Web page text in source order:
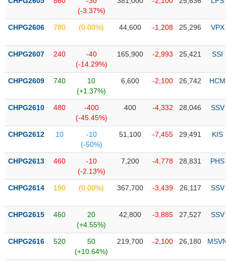
sung
niêm
yết
Theo
dõi
biệt
được
quỹ
mục
ETF
Cổ
chi
tiết
(-3.37%)
CHPG2606 780 (0.00%) 44,600 -1,208 25,296 VPX
CHPG2607 240
-40
(-14.29%)
165,900 -2,993 25,421 SSI
CHPG2609 740
10
(+1.37%)
6,600 -2,100 26,742 HCM
CHPG2610 480
-400
(-45.45%)
400 -4,332 28,046 SSV
CHPG2612 10
-10
(-50%)
51,100 -7,455 29,491 KIS
CHPG2613 460
-10
(-2.13%)
7,200 -4,778 28,831 PHS
CHPG2614 190 (0.00%) 367,700 -3,439 26,117 SSV
CHPG2615 460
20
(+4.55%)
42,800 -3,885 27,527 SSV
CHPG2616 520
50
(+10.64%)
219,700 -2,100 26,180
TRÁI
CÔNG
ĐẦU
TƯ
DỮ
MỚI
Ngành
(-)